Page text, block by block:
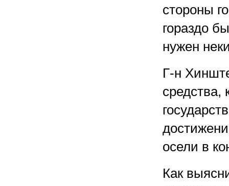
стороны
гораздо
нужен
Г-н
средства,
осели в
Как